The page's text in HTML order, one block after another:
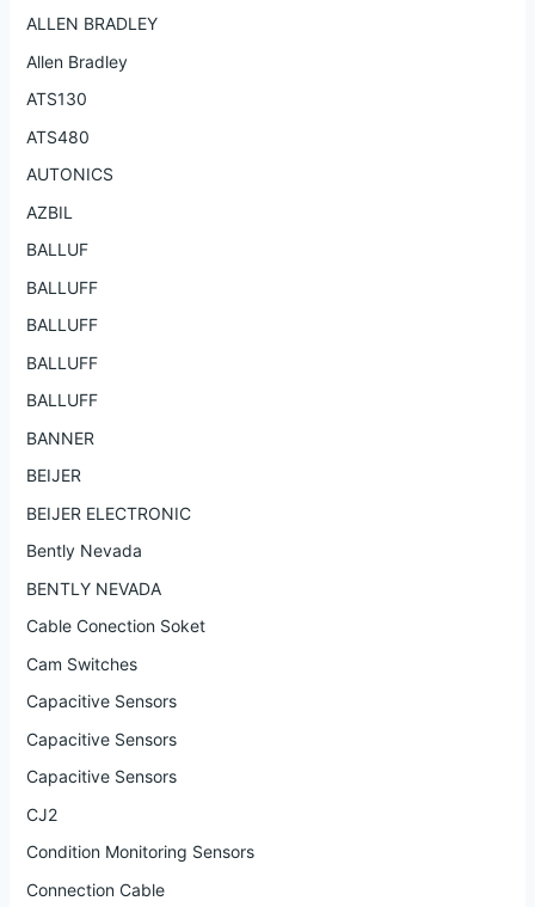
ALLEN BRADLEY
Allen Bradley
ATS130
ATS480
AUTONICS
AZBIL
BALLUF
BALLUFF
BALLUFF
BALLUFF
BALLUFF
BANNER
BEIJER
BEIJER ELECTRONIC
Bently Nevada
BENTLY NEVADA
Cable Conection Soket
Cam Switches
Capacitive Sensors
Capacitive Sensors
Capacitive Sensors
CJ2
Condition Monitoring Sensors
Connection Cable